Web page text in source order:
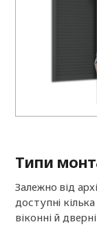
Типи
Залежно від
доступні
віконні й